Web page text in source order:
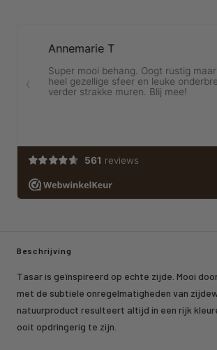
Beschrijving
Tasar is geïnspireerd op echte zijde. Mooi
met de subtiele onregelmatigheden van
natuurproduct resulteert altijd in een rijk
ooit opdringerig te zijn.